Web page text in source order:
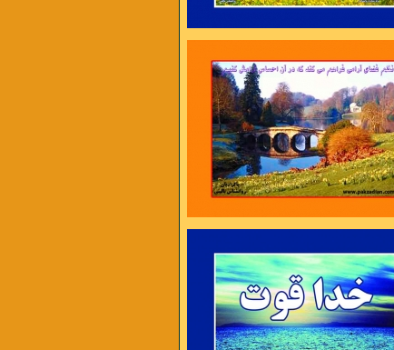
غم نخواهد ماند
چنان نمانده است و چنین هم نخواهد ماند
غم جانانه بسوخت